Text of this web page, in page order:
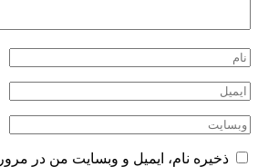
ذخیره نام، ایمیل و وبسایت من در